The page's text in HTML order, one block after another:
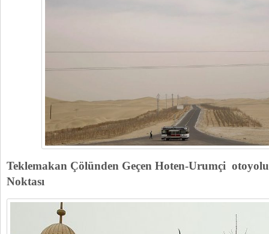
Teklemakan Çölünden Geçen Hoten-Urumçi
Noktası